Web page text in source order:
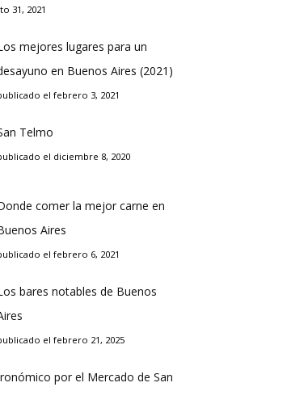
31, 2021
mejores lugares para un
en Buenos Aires (2021)
el febrero 3, 2021
Telmo
el diciembre 8, 2020
comer la mejor carne en
Aires
el febrero 6, 2021
bares notables de Buenos
el febrero 21, 2025
por el Mercado de San